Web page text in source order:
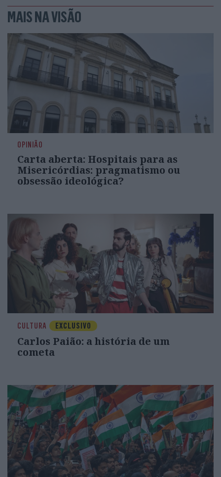
MAIS NA VISÃO
OPINIÃO
Carta aberta: Hospitais para as
Misericórdias: pragmatismo ou
obsessão ideológica?
CULTURA EXCLUSIVO
Carlos Paião: a história de um
cometa